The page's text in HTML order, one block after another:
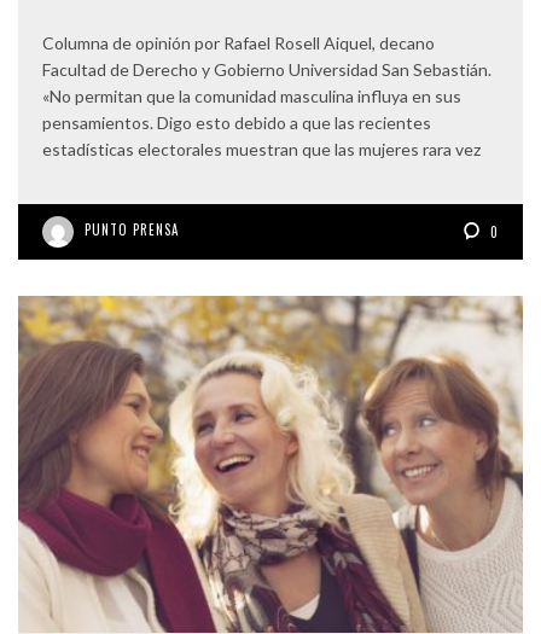
Columna de opinión por Rafael Rosell Aiquel, decano
Facultad de Derecho y Gobierno Universidad San Sebastián.
«No permitan que la comunidad masculina influya en sus
pensamientos. Digo esto debido a que las recientes
estadísticas electorales muestran que las mujeres rara vez
PUNTO PRENSA 0